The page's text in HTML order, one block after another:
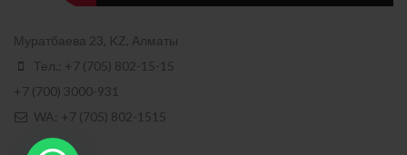
Муратбаева 23, KZ, Алматы
Тел.: +7 (705) 802-15-15
+7 (700) 3000-931
WA: +7 (705) 802-1515